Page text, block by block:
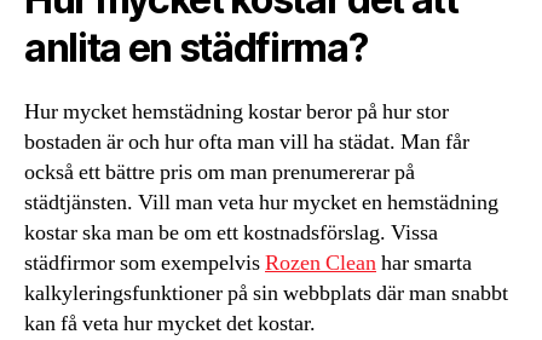
anlita en städfirma?
Hur mycket hemstädning kostar beror på hur stor
bostaden är och hur ofta man vill ha städat. Man får
också ett bättre pris om man prenumererar på
städtjänsten. Vill man veta hur mycket en hemstädning
kostar ska man be om ett kostnadsförslag. Vissa
städfirmor som exempelvisRozen Cleanhar smarta
kalkyleringsfunktioner på sin webbplats där man snabbt
kan få veta hur mycket det kostar.